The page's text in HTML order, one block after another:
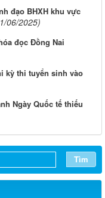
đạo BHXH khu vực
06/2025)
đọc Đồng Nai
kỳ thi tuyển sinh vào
Ngày Quốc tế thiếu
Tìm